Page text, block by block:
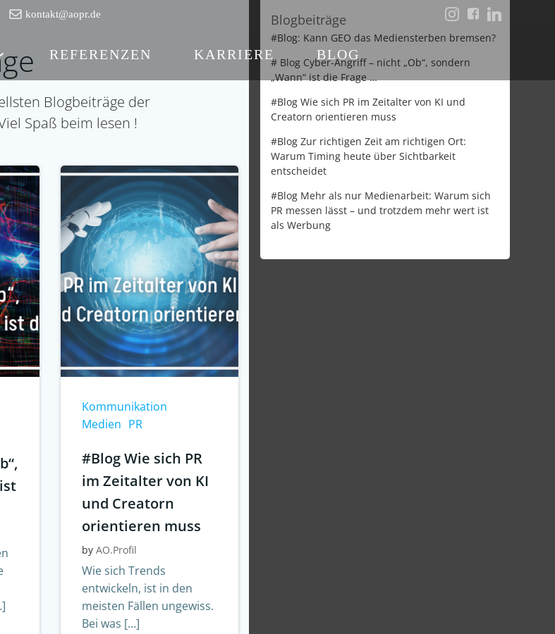
kontakt@aopr.de
REFERENZEN KARRIERE BLOG
Blogbeiträge der
Spaß beim lesen !
Kommunikation
Medien PR
#Blog Wie sich PR
im Zeitalter von KI
und Creatorn
orientieren muss
by AO.Profil
Wie sich Trends
entwickeln, ist in den
meisten Fällen ungewiss.
Bei was […]
Blogbeiträge
#Blog: Kann GEO das Mediensterben bremsen?
# Blog Cyber-Angriff – nicht „Ob“, sondern
„Wann“ ist die Frage …
#Blog Wie sich PR im Zeitalter von KI und
Creatorn orientieren muss
#Blog Zur richtigen Zeit am richtigen Ort:
Warum Timing heute über Sichtbarkeit
entscheidet
#Blog Mehr als nur Medienarbeit: Warum sich
PR messen lässt – und trotzdem mehr wert ist
als Werbung